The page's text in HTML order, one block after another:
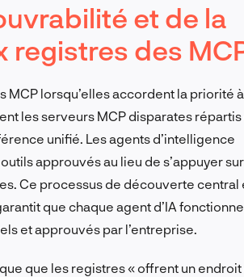
et de la
registres des
lorsqu’elles accordent la priorité
les serveurs MCP disparates
unifié. Les agents d’intelligence
approuvés au lieu de s’appuyer
Ce processus de découverte central
que chaque agent d’IA
et approuvés par l’entreprise.
que les registres « offrent un endroit